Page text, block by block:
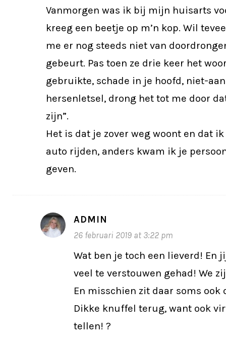
Vanmorgen was ik bij mijn huisarts
kreeg een beetje op m’n kop. Wil
me er nog steeds niet van
gebeurt. Pas toen ze drie keer het
gebruikte, schade in je hoofd, niet-
hersenletsel, drong het tot me door
zijn”.
Het is dat je zover weg woont en dat
auto rijden, anders kwam ik je
geven.
ADMIN
26 februari 2019 at 3:22 pm
Wat ben je toch een lieverd! En
veel te verstouwen gehad! We
En misschien zit daar soms ook
Dikke knuffel terug, want ook
tellen! ?